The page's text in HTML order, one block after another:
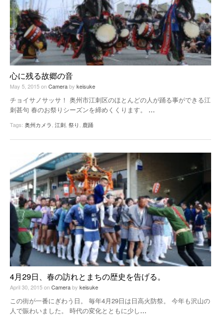
心に残る故郷の音
May 5, 2015onCameraby keisuke
チョイサノサッサ！ 奥州市江刺区のほとんどの人が踊る事ができる江
刺甚句 春のお祭りシーズンを締めくくります。 …
Tags: 奥州カメラ, 江刺, 祭り, 鹿踊
4月29日、春の訪れとまちの歴史を告げる。
April 30, 2015onCameraby keisuke
この街が一番にぎわう日。 毎年4月29日は日高火防祭。 今年も沢山の
人で賑わいました。 時代の変化とともに少し…